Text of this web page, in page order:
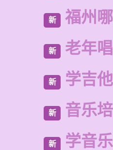
新 福州
新 老年
新 学吉
新 音乐
新 学音